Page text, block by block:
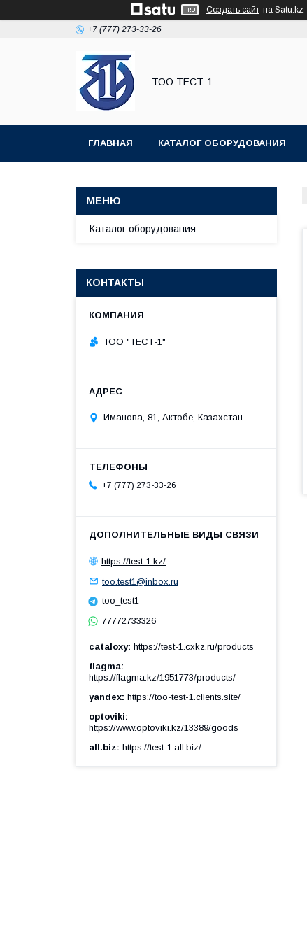
Создать сайт на Satu.kz
+7 (777) 273-33-26
ТОО ТЕСТ-1
ГЛАВНАЯ КАТАЛОГ ОБОРУДОВАНИЯ
Каталог оборудования
КОНТАКТЫ
ТОО "ТЕСТ-1"
Иманова, 81, Актобе, Казахстан
+7 (777) 273-33-26
https://test-1.kz/
too.test1@inbox.ru
too_test1
77772733326
cataloxy https://test-1.cxkz.ru/products
flagma
https://flagma.kz/1951773/products/
yandex https://too-test-1.clients.site/
optoviki
https://www.optoviki.kz/13389/goods
all.biz https://test-1.all.biz/